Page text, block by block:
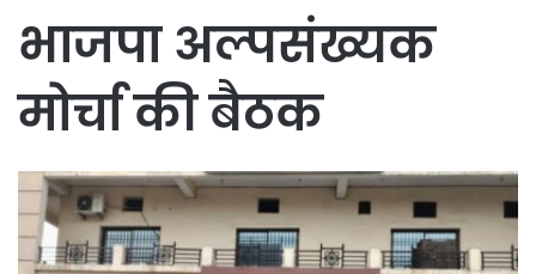
भाजपा अल्पसंख्यक
मोर्चा की बैठक